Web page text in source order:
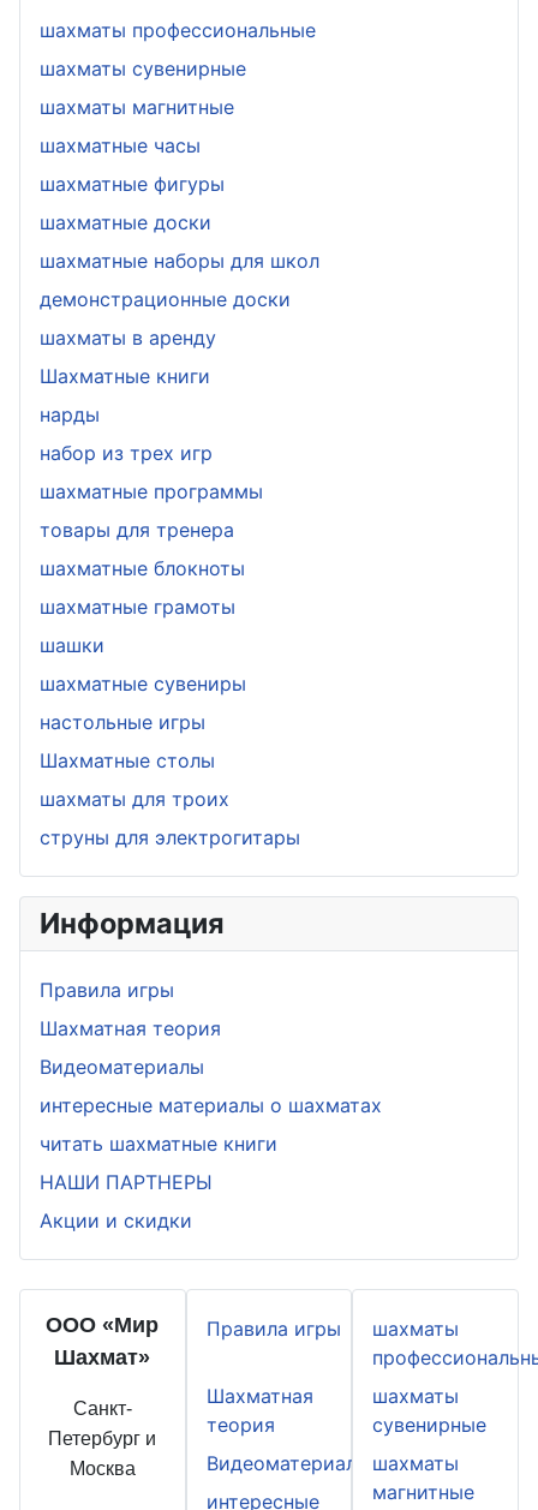
шахматы профессиональные
шахматы сувенирные
шахматы магнитные
шахматные часы
шахматные фигуры
шахматные доски
шахматные наборы для школ
демонстрационные доски
шахматы в аренду
Шахматные книги
нарды
набор из трех игр
шахматные программы
товары для тренера
шахматные блокноты
шахматные грамоты
шашки
шахматные сувениры
настольные игры
Шахматные столы
шахматы для троих
струны для электрогитары
Информация
Правила игры
Шахматная теория
Видеоматериалы
интересные материалы о шахматах
читать шахматные книги
НАШИ ПАРТНЕРЫ
Акции и скидки
ООО «Мир
Шахмат»
Санкт-
Петербург и
Москва
Правила игры
Шахматная
теория
Видеоматериалы
интересные
шахматы
шахматы
сувенирные
шахматы
магнитные